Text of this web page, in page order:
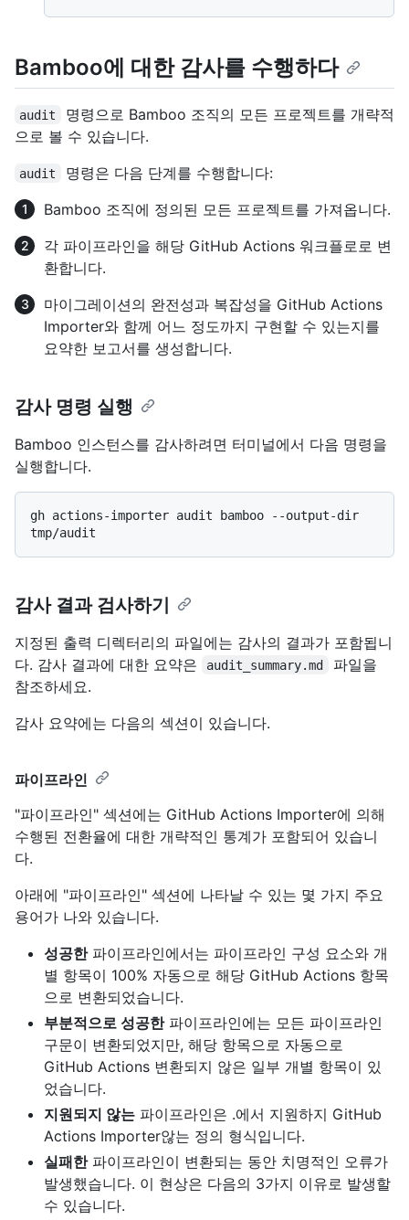
Bamboo에 대한 감사를 수행하다
audit
명령으로 Bamboo 조직의 모든 프로젝트를 개략적
으로 볼 수 있습니다.
audit
명령은 다음 단계를 수행합니다:
Bamboo 조직에 정의된 모든 프로젝트를 가져옵니다.
각 파이프라인을 해당 GitHub Actions 워크플로로 변
환합니다.
마이그레이션의 완전성과 복잡성을 GitHub Actions
Importer와 함께 어느 정도까지 구현할 수 있는지를
요약한 보고서를 생성합니다.
감사 명령 실행
Bamboo 인스턴스를 감사하려면 터미널에서 다음 명령을
실행합니다.
gh actions-importer audit bamboo --output-dir
감사 결과 검사하기
지정된 출력 디렉터리의 파일에는 감사의 결과가 포함됩니
다. 감사 결과에 대한 요약은
audit_summary.md
파일을
참조하세요.
감사 요약에는 다음의 섹션이 있습니다.
파이프라인
"파이프라인" 섹션에는 GitHub Actions Importer에 의해
수행된 전환율에 대한 개략적인 통계가 포함되어 있습니
다.
아래에 "파이프라인" 섹션에 나타날 수 있는 몇 가지 주요
용어가 나와 있습니다.
성공한파이프라인에서는 파이프라인 구성 요소와 개
별 항목이 100% 자동으로 해당 GitHub Actions 항목
으로 변환되었습니다.
부분적으로 성공한파이프라인에는 모든 파이프라인
구문이 변환되었지만, 해당 항목으로 자동으로
GitHub Actions 변환되지 않은 일부 개별 항목이 있
었습니다.
지원되지 않는 파이프라인은 .에서 지원하지 GitHub
Actions Importer않는 정의 형식입니다.
실패한파이프라인이 변환되는 동안 치명적인 오류가
발생했습니다. 이 현상은 다음의 3가지 이유로 발생할
수 있습니다.